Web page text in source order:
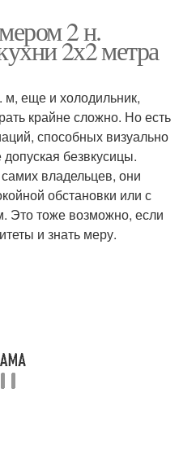
2 н.
2х2 метра
м, еще и холодильник,
крайне сложно. Но есть
способных визуально
безвкусицы.
владельцев, они
обстановки или с
Это тоже возможно, если
и знать меру.